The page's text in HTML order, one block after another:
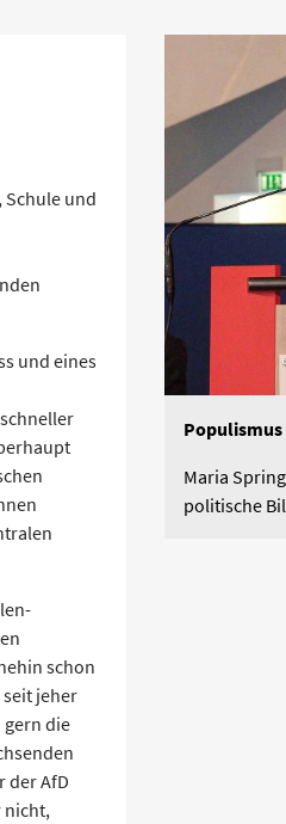
Schule und
und eines
schon
jeher
gern die
der AfD
nicht,
Populismus
Maria
politische